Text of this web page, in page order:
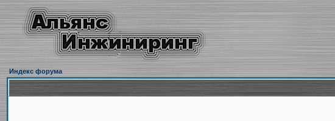
Индекс форума